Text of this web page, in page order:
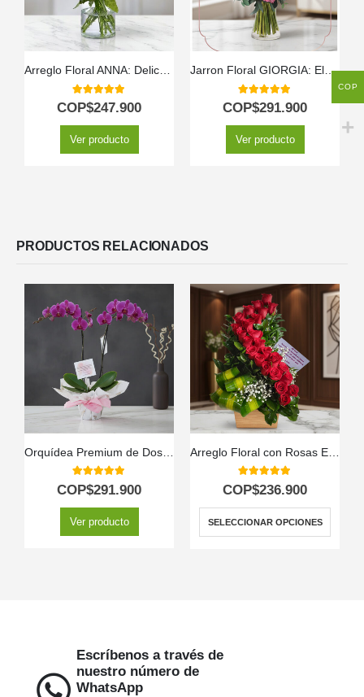
Arreglo Floral ANNA: Delicada Armonía en Rosas y Lirios 🌸
5.00out of 5
COP$247.900
Ver producto
Jarron Floral GIORGIA: Elegancia en Rosas Rojas, Rosadas y Lirios 🌹
5.00out of 5
COP$291.900
Ver producto
PRODUCTOS RELACIONADOS
5.00out of 5
COP$291.900
Ver producto
5.00out of 5
COP$236.900
SELECCIONAR OPCIONES
Escríbenos a través de
nuestro número de
WhatsApp
COP